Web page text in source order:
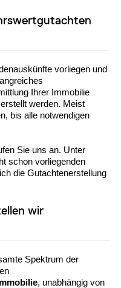
vorliegen und
Ihrer Immobilie
werden. Meist
bis alle notwendigen
Sie uns an. Unter
schon vorliegenden
die Gutachtenerstellung
wir
Spektrum der
, unabhängig von